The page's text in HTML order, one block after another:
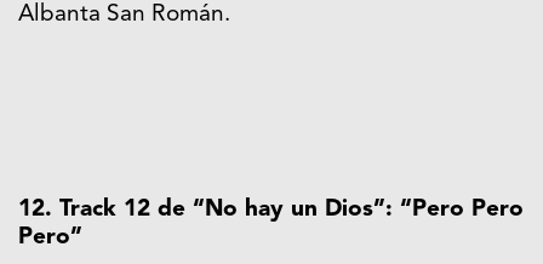
Albanta San Román.
12. Track 12 de “No hay un Dios”: “Pero Pero
Pero”